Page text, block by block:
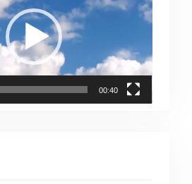
00:40